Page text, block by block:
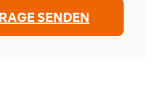
SENDEN